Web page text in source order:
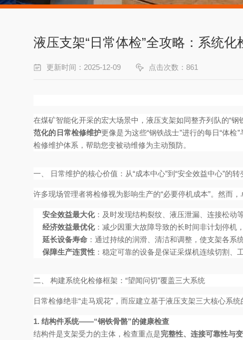
液压支架“日常体检”全攻略：系统
更新时间：2025-12-09 点击次数：861
在煤矿智能化开采的宏大场景中，液压支架如同整齐列队的“
范化的日常检修维护更像是为这些“钢铁战士”进行的每日“体
检修维护体系，帮助您变被动维修为主动预防。
一、 日常维护的核心价值：从“成本中心”到“安全效益中心”的转
许多现场管理者将检修视为影响生产的“必要停机成本”。然而
安全效益最大化：及时发现结构裂纹、液压泄漏、连接松动
经济效益最优化：减少因重大故障导致的长时间非计划停机
延长设备寿命 ：通过持续的润滑、清洁和调整，使支架各系
保障生产连贯性 ：稳定可靠的设备是保证采煤机连续切割、
二、 构建系统化检修框架：“望闻问切”覆盖三大系统
日常检修绝非“走马观花”，而应建立基于液压支架三大核心系统
1. 结构件系统——“钢铁骨骼”的健康检查
结构件是支架受力的主体，检查重点是完整性、连接可靠性与